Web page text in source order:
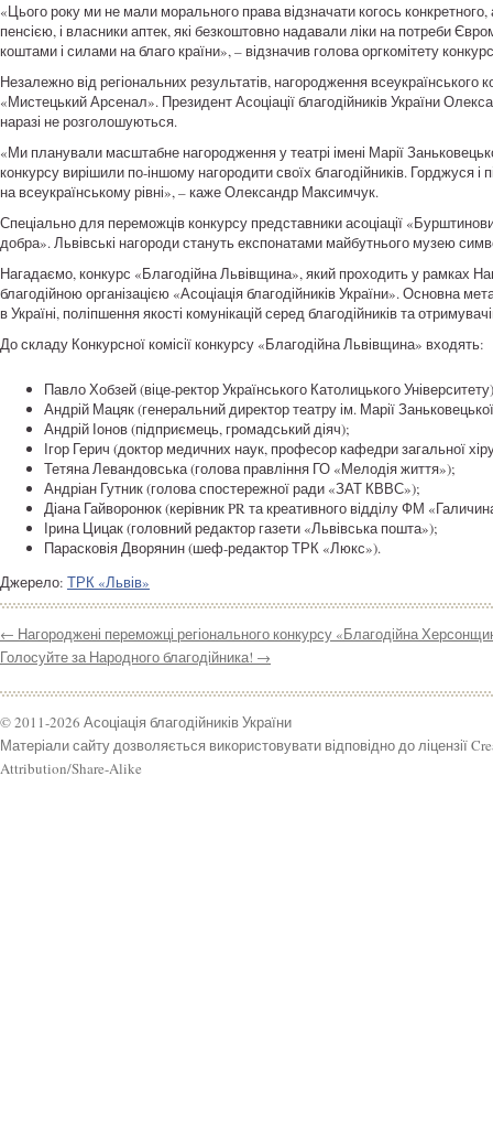
«Цього року ми не мали морального права відзначати когось
пенсією, і власники аптек, які безкоштовно надавали ліки на потреби
коштами і силами на благо країни», – відзначив голова оргкомітету
Незалежно від регіональних результатів, нагородження
«Мистецький Арсенал». Президент Асоціації благодійників України
наразі не розголошуються.
«Ми планували масштабне нагородження у театрі імені Марії
конкурсу вирішили по-іншому нагородити своїх благодійників. Горджуся
на всеукраїнському рівні», – каже Олександр Максимчук.
Спеціально для переможців конкурсу представники асоціації
добра». Львівські нагороди стануть експонатами майбутнього музею
Нагадаємо, конкурс «Благодійна Львівщина», який проходить у рамках
благодійною організацією «Асоціація благодійників України». Основна
в Україні, поліпшення якості комунікацій серед благодійників та
До складу Конкурсної комісії конкурсу «Благодійна Львівщина» входять:
Павло Хобзей (віце-ректор Українського Католицького
Андрій Мацяк (генеральний директор театру ім. Марії
Андрій Іонов (підприємець, громадський діяч);
Ігор Герич (доктор медичних наук, професор кафедри загальної
Тетяна Левандовська (голова правління ГО «Мелодія життя»);
Андріан Гутник (голова спостережної ради «ЗАТ КВВС»);
Діана Гайворонюк (керівник PR та креативного відділу ФМ
Ірина Цицак (головний редактор газети «Львівська пошта»);
Парасковія Дворянин (шеф-редактор ТРК «Люкс»).
Джерело: ТРК «Львів»
← Нагороджені переможці регіонального конкурсу «Благодійна
Голосуйте за Народного благодійника! →
© 2011-2026 Асоціація благодійників України
Матеріали сайту дозволяється використовувати відповідно до ліцензії
Attribution/Share-Alike